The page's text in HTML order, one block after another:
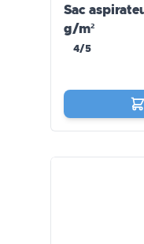
Sac
g/m²
4/5